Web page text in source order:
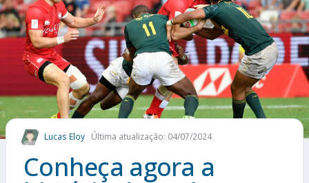
CONMEBOL LIBERTADORES
FUTEBOL NACIONAL
FUTEBOL INTERNACIONAL
COMO APOSTAR
MAIS ESPORTES
Lucas Eloy Última atualização: 04/07/2024
Conheça agora a